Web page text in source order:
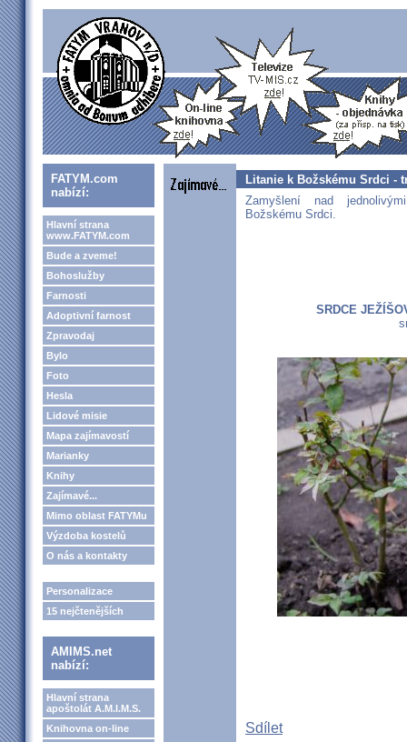
FATYM.com
nabízí:
Hlavní strana
www.FATYM.com
Bude a zveme!
Bohoslužby
Farnosti
Adoptivní farnost
Zpravodaj
Bylo
Foto
Hesla
Lidové misie
Mapa zajímavostí
Marianky
Knihy
Zajímavé...
Mimo oblast FATYMu
Výzdoba kostelů
O nás a kontakty
Personalizace
15 nejčtenějších
AMIMS.net
nabízí:
Hlavní strana
apoštolát A.M.I.M.S.
Knihovna on-line
Litanie k Božskému Srdci -
Zamyšlení nad
Božskému Srdci.
SRDCE
Sdílet